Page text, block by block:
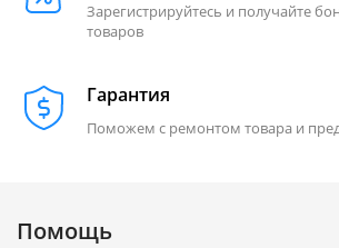
Зарегистрируйтесь и получайте
товаров
Гарантия
Поможем с ремонтом товара и
Помощь